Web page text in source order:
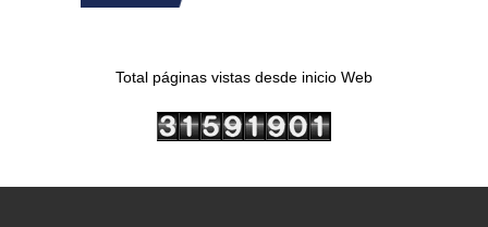
Total páginas vistas desde inicio Web